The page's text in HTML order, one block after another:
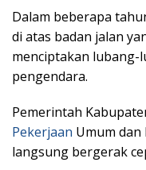
Dalam beberapa
di atas badan jalan
menciptakan lubang-
pengendara.
Pemerintah
Pekerjaan Umum dan
langsung bergerak